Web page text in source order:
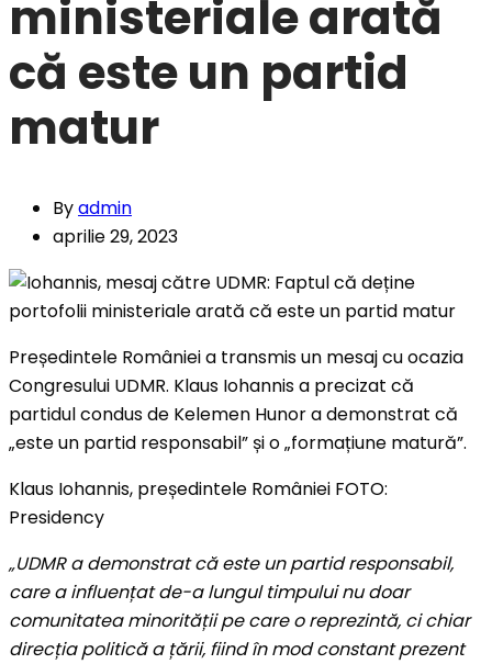
ministeriale arată
că este un partid
matur
Byadmin
aprilie 29, 2023
Președintele României a transmis un mesaj cu ocazia
Congresului UDMR. Klaus Iohannis a precizat că
partidul condus de Kelemen Hunor a demonstrat că
„este un partid responsabil” și o „formațiune matură”.
Klaus Iohannis, președintele României FOTO:
Presidency
„UDMR a demonstrat că este un partid responsabil,
care a influențat de-a lungul timpului nu doar
comunitatea minorității pe care o reprezintă, ci chiar
direcția politică a țării, fiind în mod constant prezent